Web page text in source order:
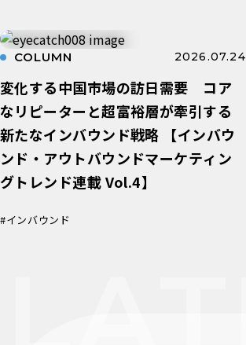
COLUMN 2026.07.24
変化する中国市場の訪日需要 コア
なリピーターと超富裕層が牽引する
新たなインバウンド戦略 【インバウ
ンド・アウトバウンドマーケティン
グトレンド連載 Vol.4】
#インバウンド